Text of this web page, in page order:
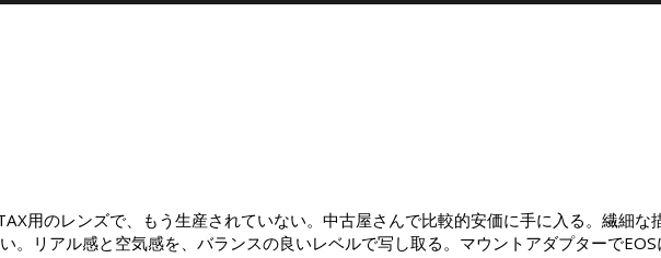
用のレンズで、もう生産されていない。中古屋さんで比較的安価に手に入る。繊細
。リアル感と空気感を、バランスの良いレベルで写し取る。マウントアダプターで